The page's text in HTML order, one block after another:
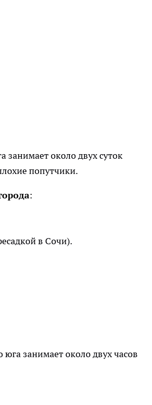
занимает около двух суток
попутчики.
:
в Сочи).
занимает около двух часов